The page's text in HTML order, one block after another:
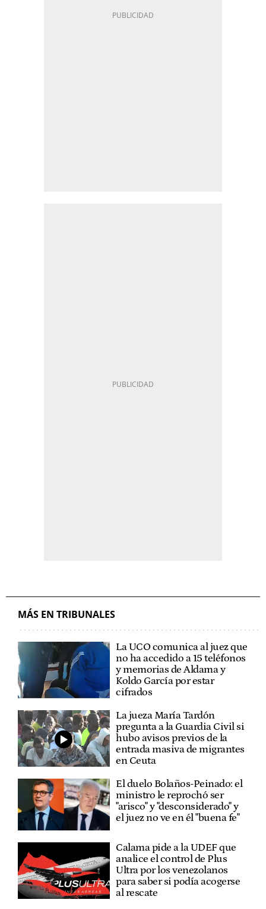
MÁS EN TRIBUNALES
La UCO comunica al juez que
no ha accedido a 15 teléfonos
y memorias de Aldama y
Koldo García por estar
cifrados
La jueza María Tardón
pregunta a la Guardia Civil si
hubo avisos previos de la
entrada masiva de migrantes
en Ceuta
El duelo Bolaños-Peinado: el
ministro le reprochó ser
"arisco" y "desconsiderado" y
el juez no ve en él "buena fe"
Calama pide a la UDEF que
analice el control de Plus
Ultra por los venezolanos
para saber si podía acogerse
al rescate